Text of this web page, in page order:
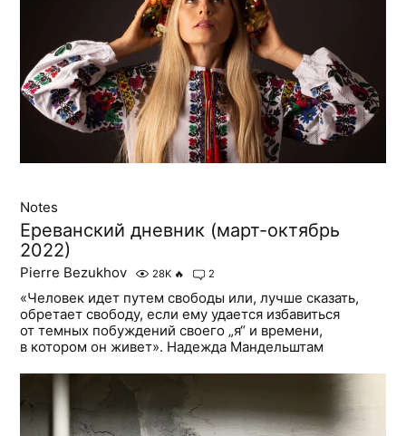
Notes
Ереванский дневник (март-октябрь
2022)
Pierre Bezukhov 28K 🔥 2
«Человек идет путем свободы или, лучше сказать,
обретает свободу, если ему удается избавиться
от темных побуждений своего „я“ и времени,
в котором он живет». Надежда Мандельштам